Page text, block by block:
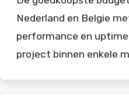
Nederland en Belgie
performance en
project binnen enkele